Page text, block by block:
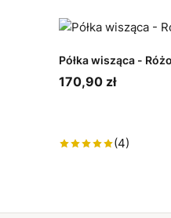
Półka wisząca -
170,90 zł
(4)